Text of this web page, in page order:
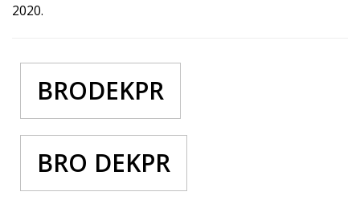
2020.
BRODEKPR
BRO DEKPR